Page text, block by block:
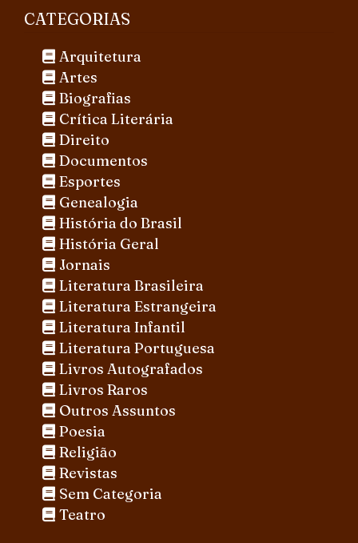
CATEGORIAS
Arquitetura
Artes
Biografias
Crítica Literária
Direito
Documentos
Esportes
Genealogia
História do Brasil
História Geral
Jornais
Literatura Brasileira
Literatura Estrangeira
Literatura Infantil
Literatura Portuguesa
Livros Autografados
Livros Raros
Outros Assuntos
Poesia
Religião
Revistas
Sem Categoria
Teatro